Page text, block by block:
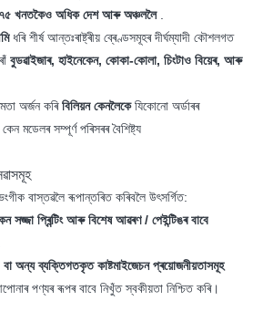
৭৫ খনতকৈও অধিক দেশ আৰু অঞ্চললৈ
ধৰি শীৰ্ষ আন্তঃৰাষ্ট্ৰীয় ব্ৰেণ্ডসমূহৰ দীৰ্ঘম্যাদী কৌশলগত
বুডৱাইজাৰ, হাইনেকেন, কোকা-কোলা, চিংটাও বিয়েৰ, আৰু
অৰ্জন কৰিবিলিয়ন কেনলৈকেযিকোনো অৰ্ডাৰৰ
মডেলৰ সম্পূৰ্ণ পৰিসৰৰ বৈশিষ্ট্য
বাস্তৱলৈ ৰূপান্তৰিত কৰিবলৈ উৎসৰ্গিত:
সজ্জা প্ৰিন্টিং আৰু বিশেষ আৱৰণ / পেইন্টিঙৰ বাবে
অন্য ব্যক্তিগতকৃত কাষ্টমাইজেচন প্ৰয়োজনীয়তাসমূহ
পণ্যৰ ৰূপৰ বাবে নিখুঁত স্বকীয়তা নিশ্চিত কৰি।